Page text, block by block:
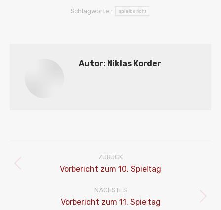
Schlagwörter: spielbericht
Autor: Niklas Korder
ZURÜCK
Vorheriger
Vorbericht zum 10. Spieltag
NÄCHSTES
Nächster
Vorbericht zum 11. Spieltag